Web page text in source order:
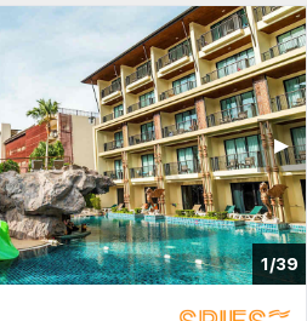
1/39
▶︎